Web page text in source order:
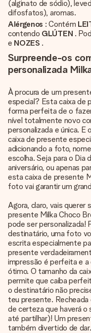
(alginato de sódio),
difosfatos), aromas.
Alérgenos : Contém
contendo GLÚTEN .
e NOZES .
Surpreende-os
personalizada
À procura de um
especial? Esta caixa de
forma perfeita de o
nível totalmente novo
personalizada e única.
caixa de presente
adicionando a foto,
escolha. Seja para o Dia
aniversário, ou apenas
esta caixa de presente
foto vai garantir um
Agora, claro, vais querer
presente Milka Choco
pode ser personalizada!
destinatário, uma foto
escrita especialmente
presente
impressão é perfeita e a
ótimo. O tamanho da
permite que caiba
o destinatário não
teu presente. Recheada
de certeza que haverá
até partilhar)! Um
também divertido de dar.